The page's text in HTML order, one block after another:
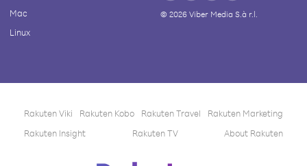
Mac
Linux
© 2026Viber Media S.à r.l.
Rakuten Viki Rakuten Kobo Rakuten Travel
Rakuten Marketing
Rakuten Insight
Rakuten TV About Rakuten